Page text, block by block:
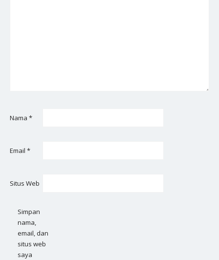
Nama *
Email *
Situs Web
Simpan
nama,
email, dan
situs web
saya